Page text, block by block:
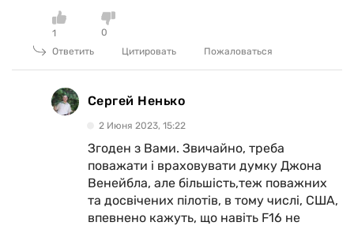
1
0
Ответить
Цитировать Пожаловаться
Сергей Ненько
2 Июня 2023, 15:22
Згоден з Вами. Звичайно, треба
поважати і враховувати думку Джона
Венейбла, але більшість,теж поважних
та досвічених пілотів, в тому числі, США,
впевнено кажуть, що навіть F16 не